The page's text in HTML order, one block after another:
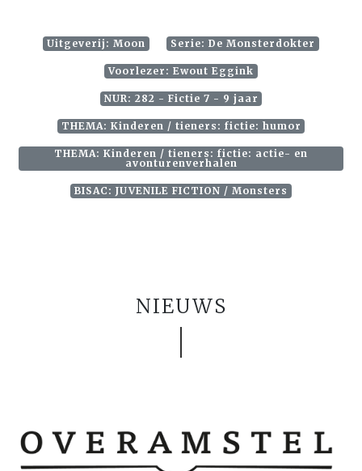
Uitgeverij: Moon Serie: De Monsterdokter
Voorlezer: Ewout Eggink
NUR: 282 - Fictie 7 - 9 jaar
THEMA: Kinderen / tieners: fictie: humor
THEMA: Kinderen / tieners: fictie: actie- en
avonturenverhalen
BISAC: JUVENILE FICTION / Monsters
NIEUWS